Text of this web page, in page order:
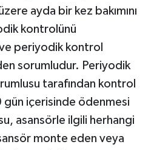
ayda bir kez bakımını
kontrolünü
periyodik kontrol
sorumludur. Periyodik
tarafından kontrol
içerisinde ödenmesi
asansörle ilgili herhangi
monte eden veya